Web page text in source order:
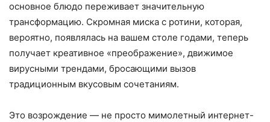
основное блюдо переживает значительную
трансформацию. Скромная миска с ротини, которая,
вероятно, появлялась на вашем столе годами, теперь
получает креативное «преображение», движимое
вирусными трендами, бросающими вызов
традиционным вкусовым сочетаниям.
Это возрождение — не просто мимолетный интернет-